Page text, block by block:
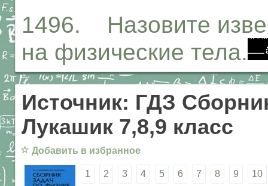
1496. Назовите
на физические тела.
Источник: ГДЗ
Лукашик 7,8,9 класс
☆ Добавить в избранное
1 2 3 4 5 6 7 8 9 10